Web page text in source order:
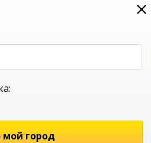
0
МАГАЗИН
мой город